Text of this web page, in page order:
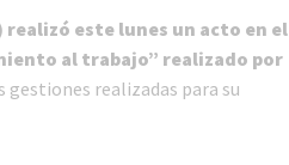
realizó este lunes un acto en el
al trabajo” realizado por
realizadas para su